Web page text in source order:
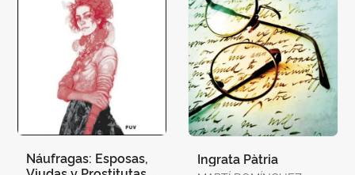
Náufragas: Esposas,
Ingrata Pàtria